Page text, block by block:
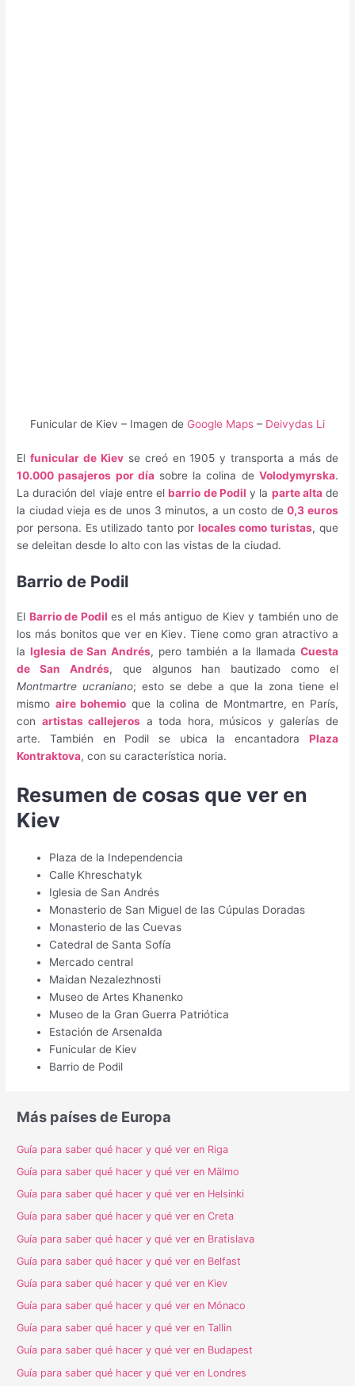
Funicular de Kiev – Imagen de Google Maps – Deivydas Li
El funicular de Kievse creó en 1905 y transporta a más de
10.000 pasajeros por díasobre la colina de Volodymyrska.
La duración del viaje entre elbarrio de Podil y la parte altade
la ciudad vieja es de unos 3 minutos, a un costo de0,3 euros
por persona. Es utilizado tanto por locales como turistas, que
se deleitan desde lo alto con las vistas de la ciudad.
Barrio de Podil
El Barrio de Podil es el más antiguo de Kiev y también uno de
los más bonitos que ver en Kiev. Tiene como gran atractivo a
la Iglesia de San Andrés, pero también a la llamada Cuesta
de San Andrés, que algunos han bautizado como el
Montmartre ucraniano; esto se debe a que la zona tiene el
mismo aire bohemio que la colina de Montmartre, en París,
con artistas callejeros a toda hora, músicos y galerías de
arte. También en Podil se ubica la encantadora Plaza
Kontraktova, con su característica noria.
Resumen de cosas que ver en
Kiev
Plaza de la Independencia
Calle Khreschatyk
Iglesia de San Andrés
Monasterio de San Miguel de las Cúpulas Doradas
Monasterio de las Cuevas
Catedral de Santa Sofía
Mercado central
Maidan Nezalezhnosti
Museo de Artes Khanenko
Museo de la Gran Guerra Patriótica
Estación de Arsenalda
Funicular de Kiev
Barrio de Podil
Más países de Europa
Guía para saber qué hacer y qué ver en Riga
Guía para saber qué hacer y qué ver en Mälmo
Guía para saber qué hacer y qué ver en Helsinki
Guía para saber qué hacer y qué ver en Creta
Guía para saber qué hacer y qué ver en Bratislava
Guía para saber qué hacer y qué ver en Belfast
Guía para saber qué hacer y qué ver en Kiev
Guía para saber qué hacer y qué ver en Mónaco
Guía para saber qué hacer y qué ver en Tallin
Guía para saber qué hacer y qué ver en Budapest
Guía para saber qué hacer y qué ver en Londres